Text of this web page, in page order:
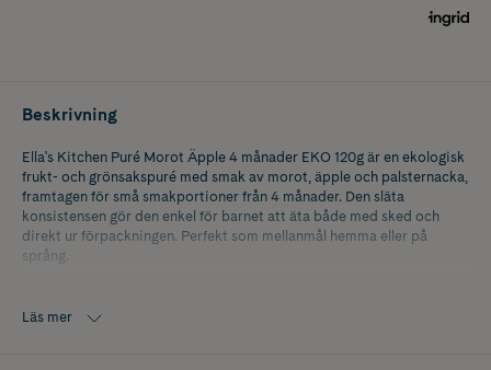
Beskrivning
Ella's Kitchen Puré Morot Äpple 4 månader EKO 120g är en ekologisk
frukt- och grönsakspuré med smak av morot, äpple och palsternacka,
framtagen för små smakportioner från 4 månader. Den släta
konsistensen gör den enkel för barnet att äta både med sked och
direkt ur förpackningen. Perfekt som mellanmål hemma eller på
språng.
Läs mer